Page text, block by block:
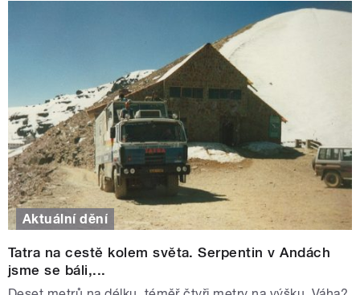
Aktuální dění
Tatra na cestě kolem světa. Serpentin v Andách
jsme se báli,...